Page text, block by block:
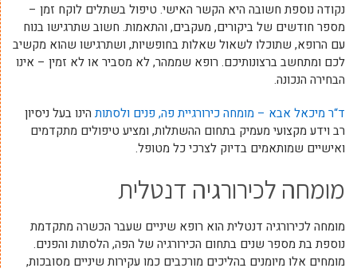
נקודה נוספת חשובה היא הקשר האישי. טיפול בשתלים לוקח זמן –
מספר חודשים של ביקורים, מעקבים, והתאמות. חשוב שתרגישו בנוח
עם הרופא, שתוכלו לשאול שאלות בחופשיות, ושתרגישו שהוא מקשיב
לכם ומתחשב ברצונותיכם. רופא שממהר, לא מסביר או לא זמין – אינו
הבחירה הנכונה.
ד“רמיכאל אבא – מומחהכירורגיית פה, פנים ולסתות הינו בעל ניסיון
רב וידע מקצועי מעמיק בתחום ההשתלות, ומציע טיפולים מתקדמים
ואישיים שמותאמים בדיוק לצרכי כל מטופל.
מומחה לכירורגיה דנטלית
מומחה לכירורגיה דנטלית הוא רופא שיניים שעבר הכשרה מתקדמת
נוספת בת מספר שנים בתחום הכירורגיה של הפה, הלסתות והפנים.
מומחים אלו מיומנים בהליכים מורכבים כמו עקירות שיניים מסובכות,